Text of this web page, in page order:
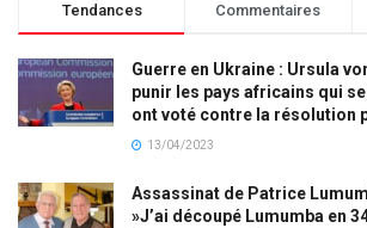
Tendances Commentaires
Guerre en Ukraine : Ursula
punir les pays africains qui
ont voté contre la résolution
13/04/2023
Assassinat de Patrice
»J’ai découpé Lumumba en